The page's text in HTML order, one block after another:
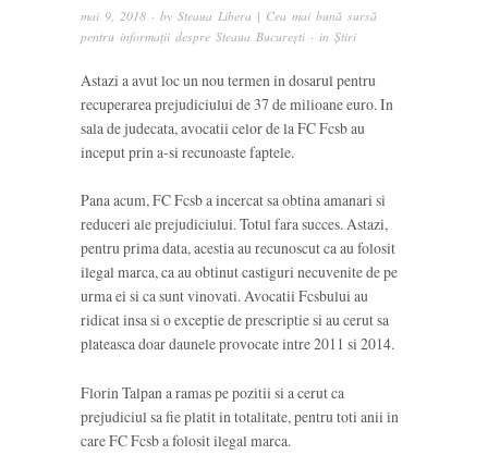
mai 9, 2018 · by Steaua Libera | Cea mai bună sursă
pentru informații despre Steaua București · in Știri
Astazi a avut loc un nou termen in dosarul pentru
recuperarea prejudiciului de 37 de milioane euro. In
sala de judecata, avocatii celor de la FC Fcsb au
inceput prin a-si recunoaste faptele.
Pana acum, FC Fcsb a incercat sa obtina amanari si
reduceri ale prejudiciului. Totul fara succes. Astazi,
pentru prima data, acestia au recunoscut ca au folosit
ilegal marca, ca au obtinut castiguri necuvenite de pe
urma ei si ca sunt vinovati. Avocatii Fcsbului au
ridicat insa si o exceptie de prescriptie si au cerut sa
plateasca doar daunele provocate intre 2011 si 2014.
Florin Talpan a ramas pe pozitii si a cerut ca
prejudiciul sa fie platit in totalitate, pentru toti anii in
care FC Fcsb a folosit ilegal marca.